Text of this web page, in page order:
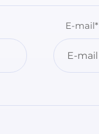
E-mail*